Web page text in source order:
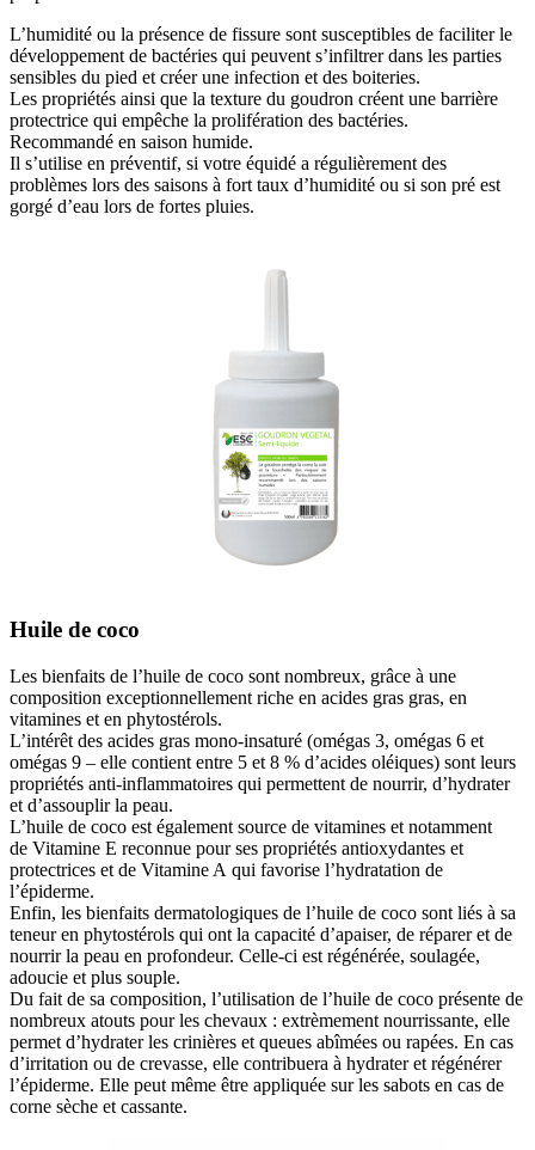
L’humidité ou la présence de fissure sont susceptibles de faciliter le
développement de bactéries qui peuvent s’infiltrer dans les parties
sensibles du pied et créer une infection et des boiteries.
Les propriétés ainsi que la texture du goudron créent une barrière
protectrice qui empêche la prolifération des bactéries.
Recommandé en saison humide.
Il s’utilise en préventif, si votre équidé a régulièrement des
problèmes lors des saisons à fort taux d’humidité ou si son pré est
gorgé d’eau lors de fortes pluies.
Huile de coco
Les bienfaits de l’huile de coco sont nombreux, grâce à une
composition exceptionnellement riche en acides gras gras, en
vitamines et en phytostérols.
L’intérêt des acides gras mono-insaturé (omégas 3, omégas 6 et
omégas 9 – elle contient entre 5 et 8 % d’acides oléiques) sont leurs
propriétés anti-inflammatoires qui permettent de nourrir, d’hydrater
et d’assouplir la peau.
L’huile de coco est également source de vitamines et notamment
de Vitamine E reconnue pour ses propriétés antioxydantes et
protectrices et de Vitamine A qui favorise l’hydratation de
l’épiderme.
Enfin, les bienfaits dermatologiques de l’huile de coco sont liés à sa
teneur en phytostérols qui ont la capacité d’apaiser, de réparer et de
nourrir la peau en profondeur. Celle-ci est régénérée, soulagée,
adoucie et plus souple.
Du fait de sa composition, l’utilisation de l’huile de coco présente de
nombreux atouts pour les chevaux : extrèmement nourrissante, elle
permet d’hydrater les crinières et queues abîmées ou rapées. En cas
d’irritation ou de crevasse, elle contribuera à hydrater et régénérer
l’épiderme. Elle peut même être appliquée sur les sabots en cas de
corne sèche et cassante.